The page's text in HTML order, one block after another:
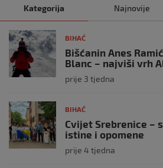
Kategorija Najnovije
BIHAĆ
Bišćanin Anes
Blanc – najviši vrh
prije 3 tjedna
BIHAĆ
Cvijet Srebrenice –
istine i opomene
prije 4 tjedna